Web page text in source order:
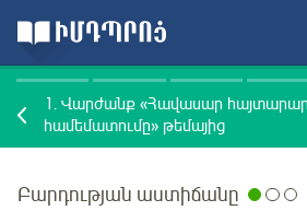
1. Վարժանք «Հավասար
համեմատումը» թեմայից
Բարդության աստիճանը